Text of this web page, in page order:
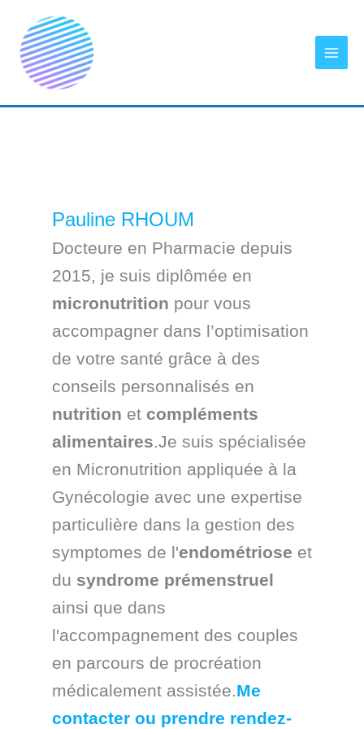
contenu
Pauline RHOUM
Docteure en Pharmacie depuis
2015, je suis diplômée en
micronutrition pour vous
accompagner dans l’optimisation
de votre santé grâce à des
conseils personnalisés en
nutrition et compléments
alimentaires.Je suis spécialisée
en Micronutrition appliquée à la
Gynécologie avec une expertise
particulière dans la gestion des
symptomes de l'endométriose et
du syndrome prémenstruel
ainsi que dans
l'accompagnement des couples
en parcours de procréation
médicalement assistée.Me
contacter ou prendre rendez-